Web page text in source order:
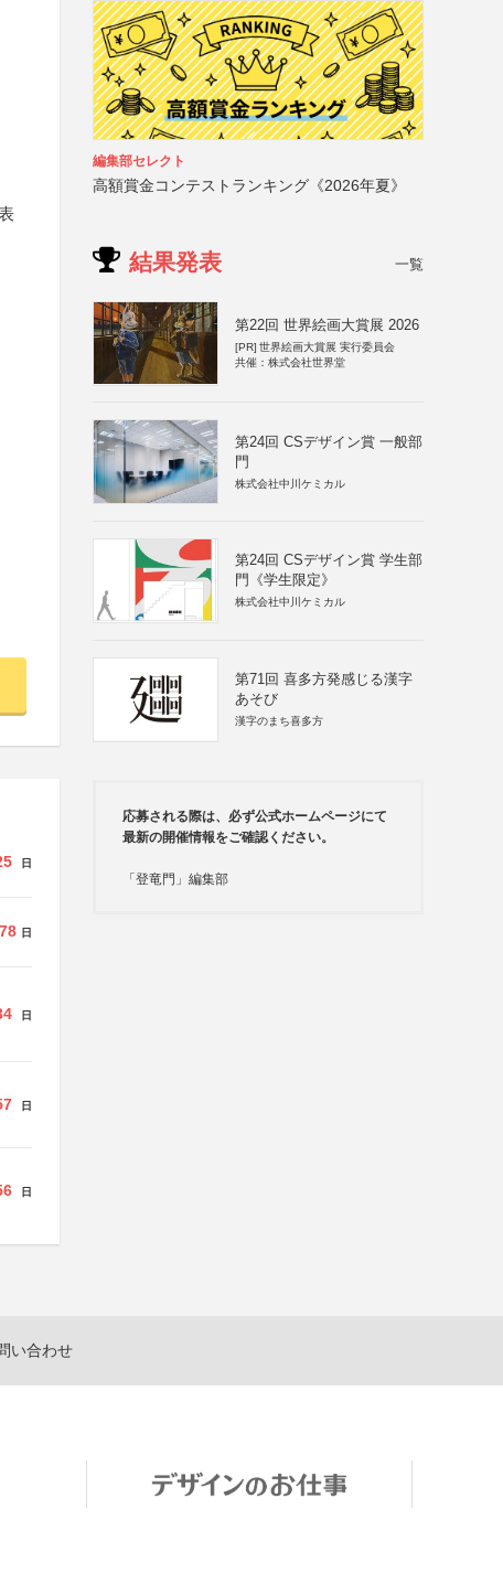
日
日
日
日
日
編集部セレクト
高額賞金コンテストランキング《2026年夏》
結果発表 一覧
第22回 世界絵画大賞展 2026
[PR] 世界絵画大賞展 実行委員会
共催：株式会社世界堂
第24回 CSデザイン賞 一般部
門
株式会社中川ケミカル
第24回 CSデザイン賞 学生部
門《学生限定》
株式会社中川ケミカル
第71回 喜多方発感じる漢字
あそび
漢字のまち喜多方
応募される際は、必ず公式ホームページにて
最新の開催情報をご確認ください。
「登竜門」編集部
い合わせ